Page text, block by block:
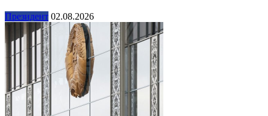
Президент 02.08.2026